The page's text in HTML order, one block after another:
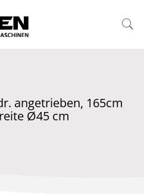
angetrieben, 165cm
Ø45 cm